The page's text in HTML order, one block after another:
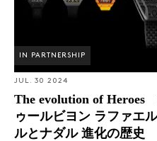
IN PARTNERSHIP
JUL. 30 2024
The evolution of Heroes
ゥールビヨン ラファエ
ルとナダル 進化の歴史